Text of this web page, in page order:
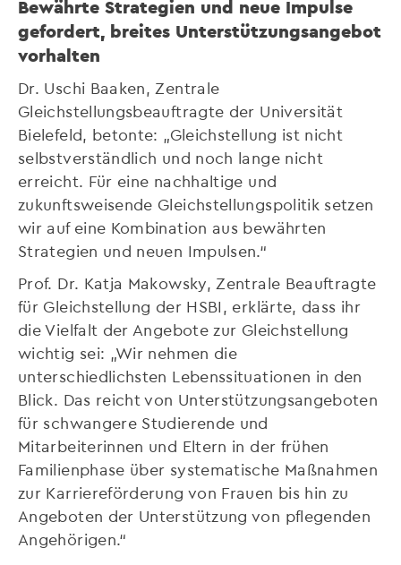
Bewährte Strategien und neue Impulse
gefordert, breites Unterstützungsangebot
vorhalten
Dr. Uschi Baaken, Zentrale
Gleichstellungsbeauftragte der Universität
Bielefeld, betonte: „Gleichstellung ist nicht
selbstverständlich und noch lange nicht
erreicht. Für eine nachhaltige und
zukunftsweisende Gleichstellungspolitik setzen
wir auf eine Kombination aus bewährten
Strategien und neuen Impulsen.“
Prof. Dr. Katja Makowsky, Zentrale Beauftragte
für Gleichstellung der HSBI, erklärte, dass ihr
die Vielfalt der Angebote zur Gleichstellung
wichtig sei: „Wir nehmen die
unterschiedlichsten Lebenssituationen in den
Blick. Das reicht von Unterstützungsangeboten
für schwangere Studierende und
Mitarbeiterinnen und Eltern in der frühen
Familienphase über systematische Maßnahmen
zur Karriereförderung von Frauen bis hin zu
Angeboten der Unterstützung von pflegenden
Angehörigen.“